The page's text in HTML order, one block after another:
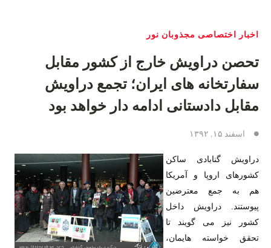
اخبار اختصاصی مجذوبان نور
تحصن دراویش خارج از کشور مقابل
سفارتخانه های ایران؛ تجمع دراویش
مقابل دادستانی ادامه دار خواهد بود
اسفند ۱۵, ۱۳۹۲
دراویش گنابادی ساکن
کشورهای اروپا و آمریکا
هم به جمع معترضین
پیوستند. دراویش داخل
کشور نیز می گویند تا
تحقق خواسته هایمان،